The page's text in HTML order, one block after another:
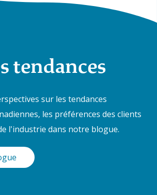
tendances
sur les tendances
les préférences des clients
l'industrie dans notre blogue.